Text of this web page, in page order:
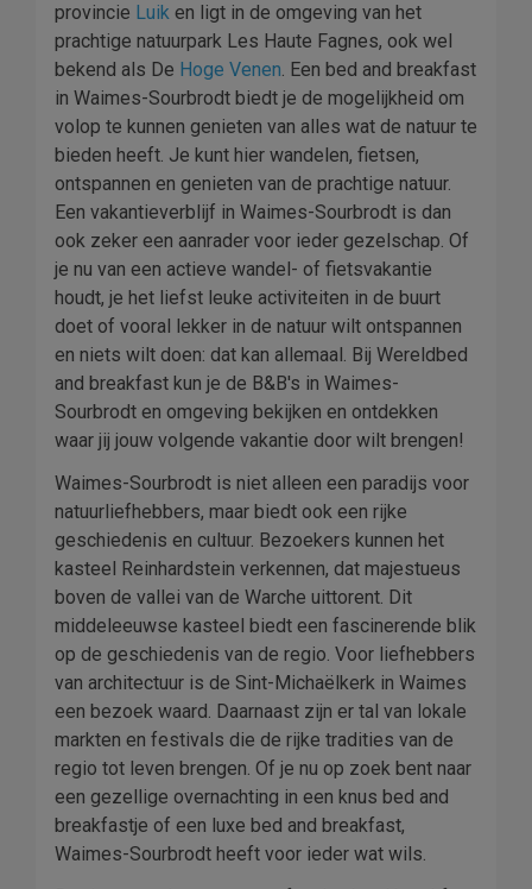
provincie Luik en ligt in de omgeving van het
prachtige natuurpark Les Haute Fagnes, ook wel
bekend als De Hoge Venen. Een bed and breakfast
in Waimes-Sourbrodt biedt je de mogelijkheid om
volop te kunnen genieten van alles wat de natuur te
bieden heeft. Je kunt hier wandelen, fietsen,
ontspannen en genieten van de prachtige natuur.
Een vakantieverblijf in Waimes-Sourbrodt is dan
ook zeker een aanrader voor ieder gezelschap. Of
je nu van een actieve wandel- of fietsvakantie
houdt, je het liefst leuke activiteiten in de buurt
doet of vooral lekker in de natuur wilt ontspannen
en niets wilt doen: dat kan allemaal. Bij Wereldbed
and breakfast kun je de B&B's in Waimes-
Sourbrodt en omgeving bekijken en ontdekken
waar jij jouw volgende vakantie door wilt brengen!
Waimes-Sourbrodt is niet alleen een paradijs voor
natuurliefhebbers, maar biedt ook een rijke
geschiedenis en cultuur. Bezoekers kunnen het
kasteel Reinhardstein verkennen, dat majestueus
boven de vallei van de Warche uittorent. Dit
middeleeuwse kasteel biedt een fascinerende blik
op de geschiedenis van de regio. Voor liefhebbers
van architectuur is de Sint-Michaëlkerk in Waimes
een bezoek waard. Daarnaast zijn er tal van lokale
markten en festivals die de rijke tradities van de
regio tot leven brengen. Of je nu op zoek bent naar
een gezellige overnachting in een knus bed and
breakfastje of een luxe bed and breakfast,
Waimes-Sourbrodt heeft voor ieder wat wils.